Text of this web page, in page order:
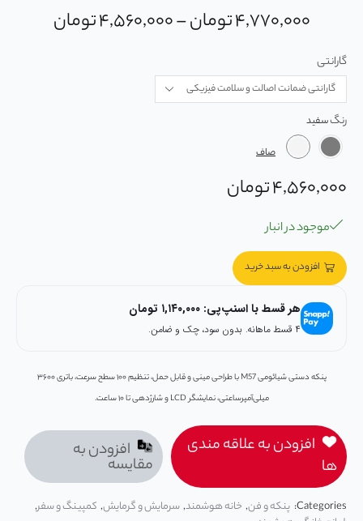
۴,۷۷۰,۰۰۰تومان–۴,۵۶۰,۰۰۰تومان
گارانتی
رنگ
صاف
۴,۵۶۰,۰۰۰تومان
موجود در انبار
افزودن به سبد خرید
هر قسط با اسنپ‌پی: ۱,۱۴۰,۰۰۰ تومان
۴ قسط ماهانه. بدون سود، چک و ضامن.
پنکه دستی شیائومی M57 با طراحی مینی و قابل حمل، تنظیم ۱۰۰ سطح سرعت، باتری ۳۶۰۰
میلی‌آمپرساعتی، نمایشگر LCD و شارژدهی تا ۱۰ ساعت.
افزودن به علاقه مندی
ها
افزودن به
مقایسه
Categories: پنکه و فن, خانه هوشمند,سرمایش و گرمایش, کمپینگ و سفر,